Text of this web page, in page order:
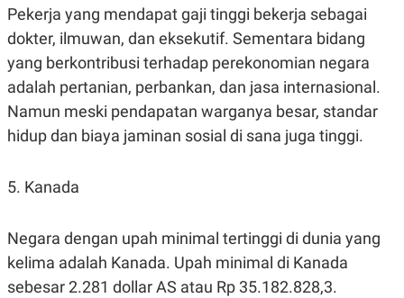
Pekerja yang mendapat gaji tinggi bekerja sebagai
dokter, ilmuwan, dan eksekutif. Sementara bidang
yang berkontribusi terhadap perekonomian negara
adalah pertanian, perbankan, dan jasa internasional.
Namun meski pendapatan warganya besar, standar
hidup dan biaya jaminan sosial di sana juga tinggi.
5. Kanada
Negara dengan upah minimal tertinggi di dunia yang
kelima adalah Kanada. Upah minimal di Kanada
sebesar 2.281 dollar AS atau Rp 35.182.828,3.